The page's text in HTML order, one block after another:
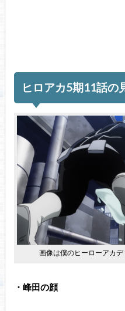
ヒロアカ5期11話の
画像は僕のヒーローアカ
・峰田の顔